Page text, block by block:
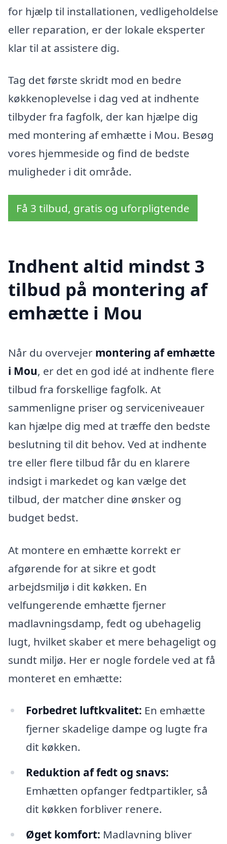
for hjælp til installationen, vedligeholdelse
eller reparation, er der lokale eksperter
klar til at assistere dig.
Tag det første skridt mod en bedre
køkkenoplevelse i dag ved at indhente
tilbyder fra fagfolk, der kan hjælpe dig
med montering af emhætte i Mou. Besøg
vores hjemmeside og find de bedste
muligheder i dit område.
Få 3 tilbud, gratis og uforpligtende
Indhent altid mindst 3
tilbud på montering af
emhætte i Mou
Når du overvejer montering af emhætte
i Mou, er det en god idé at indhente flere
tilbud fra forskellige fagfolk. At
sammenligne priser og serviceniveauer
kan hjælpe dig med at træffe den bedste
beslutning til dit behov. Ved at indhente
tre eller flere tilbud får du en klarere
indsigt i markedet og kan vælge det
tilbud, der matcher dine ønsker og
budget bedst.
At montere en emhætte korrekt er
afgørende for at sikre et godt
arbejdsmiljø i dit køkken. En
velfungerende emhætte fjerner
madlavningsdamp, fedt og ubehagelig
lugt, hvilket skaber et mere behageligt og
sundt miljø. Her er nogle fordele ved at få
monteret en emhætte:
Forbedret luftkvalitet: En emhætte
fjerner skadelige dampe og lugte fra
dit køkken.
Reduktion af fedt og snavs:
Emhætten opfanger fedtpartikler, så
dit køkken forbliver renere.
Øget komfort: Madlavning bliver